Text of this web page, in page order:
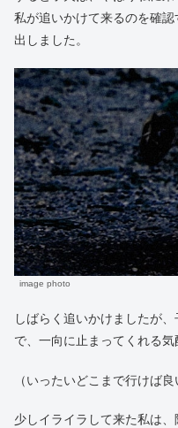
私が追いかけて来るのを確
出しました。
image photo
しばらく追いかけましたが
で、一向に止まってくれる気
（いったいどこまで行けば
少しイライラして来た私は